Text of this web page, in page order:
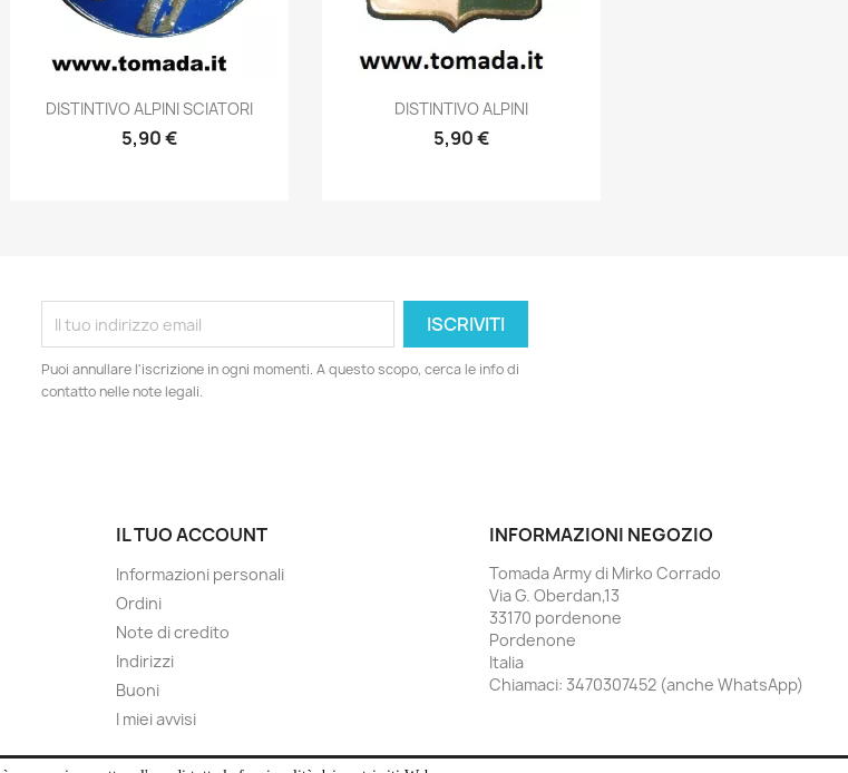
Anteprima
DISTINTIVO ALPINI SCIATORI
5,90 €
Anteprima
DISTINTIVO ALPINI
5,90 €
Puoi annullare l'iscrizione in ogni momenti. A questo scopo, cerca le info di
contatto nelle note legali.
IL TUO ACCOUNT
Informazioni personali
Ordini
Note di credito
Indirizzi
Buoni
I miei avvisi
INFORMAZIONI NEGOZIO
Tomada Army di Mirko Corrado
Via G. Oberdan,13
33170 pordenone
Pordenone
Italia
Chiamaci: 3470307452 (anche WhatsApp)